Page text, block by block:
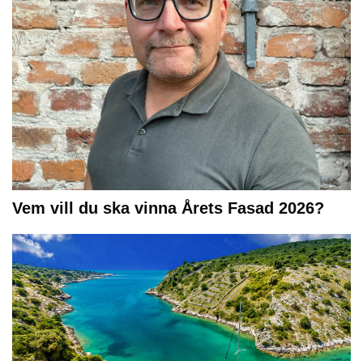
Vem vill du ska vinna Årets Fasad 2026?